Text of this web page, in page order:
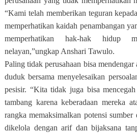
“Kami telah memberikan teguran
memperhatikan kaidah penambangan
memperhatikan hak-hak hidup
nelayan,”ungkap Anshari Tawulo.
Paling tidak perusahaan bisa
duduk bersama menyelesaikan
pesisir. “Kita tidak juga bisa
tambang karena keberadaan mereka
rangka memaksimalkan potensi
dikelola dengan arif dan bijaksana